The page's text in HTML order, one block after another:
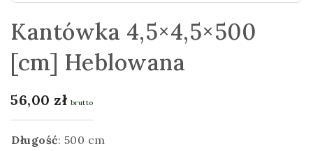
Kantówka 4,5×4,5×500
[cm] Heblowana
56,00 zł brutto
Długość: 500 cm